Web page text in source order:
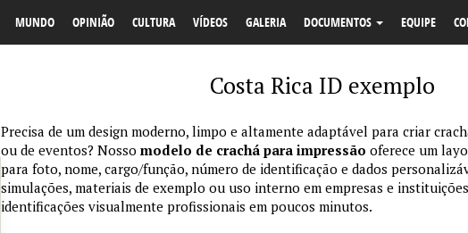
MUNDO OPINIÃO CULTURA VÍDEOS GALERIA DOCUMENTOS EQUIPE
Costa Rica ID exemplo
Precisa de um design moderno, limpo e altamente adaptável para criar
ou de eventos? Nosso modelo de crachá para impressão oferece um
para foto, nome, cargo/função, número de identificação e dados
simulações, materiais de exemplo ou uso interno em empresas e
identificações visualmente profissionais em poucos minutos.